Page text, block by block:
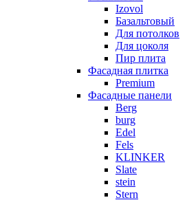
Izovol
Базальтовый
Для потолков
Для цоколя
Пир плита
Фасадная плитка
Premium
Фасадные панели
Berg
burg
Edel
Fels
KLINKER
Slate
stein
Stern